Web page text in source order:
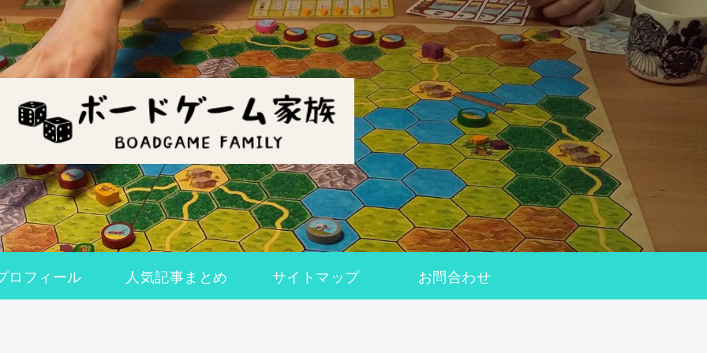
ロフィール 人気記事まとめ サイトマップ お問合わせ